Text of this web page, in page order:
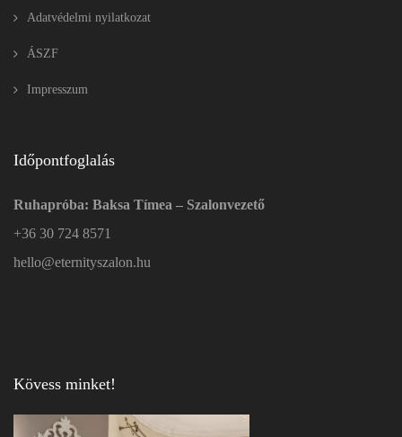
Adatvédelmi nyilatkozat
ÁSZF
Impresszum
Időpontfoglalás
Ruhapróba: Baksa Tímea – Szalonvezető
+36 30 724 8571
hello@eternityszalon.hu
Kövess minket!